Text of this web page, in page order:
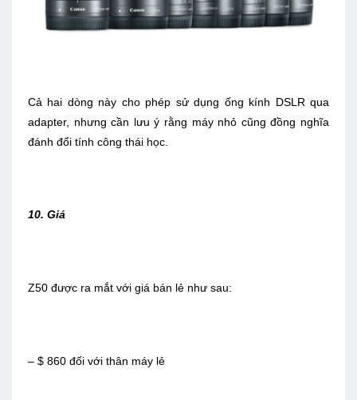
Cả hai dòng này cho phép sử dụng ống kính DSLR qua
adapter, nhưng cần lưu ý rằng máy nhỏ cũng đồng nghĩa
đánh đổi tính công thái học.
10. Giá
Z50 được ra mắt với giá bán lẻ như sau:
– $ 860 đối với thân máy lẻ